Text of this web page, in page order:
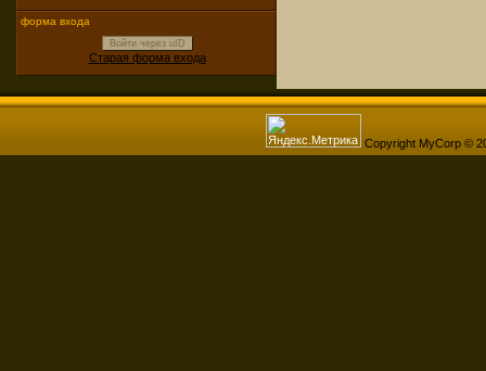
форма входа
Войти через uID
Старая форма входа
Copyright MyCorp ©